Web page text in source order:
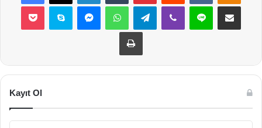
Pocket Skype MessengerWhatsAppTelegramViber Line E-Posta ile
Yazdır
Kayıt Ol